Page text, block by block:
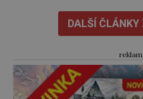
ducha zdědí bratři
Johannovi (1756–1835),
na Jesenicku […]
DALŠÍ ČLÁNKY